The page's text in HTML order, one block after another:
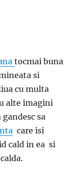
tocmai buna
si
cu multa
alte imagini
sa
care isi
cald in ea si